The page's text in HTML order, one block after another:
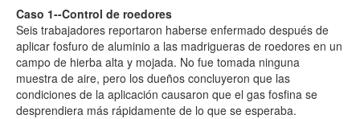
Caso 1--Control de roedores
Seis trabajadores reportaron haberse enfermado después de
aplicar fosfuro de aluminio a las madrigueras de roedores en un
campo de hierba alta y mojada. No fue tomada ninguna
muestra de aire, pero los dueños concluyeron que las
condiciones de la aplicación causaron que el gas fosfina se
desprendiera más rápidamente de lo que se esperaba.